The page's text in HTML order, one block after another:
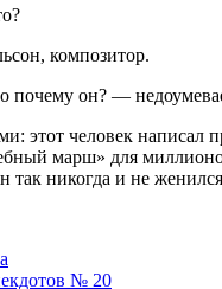
композитор.
он? —
этот человек написал
марш» для
так никогда и не
№ 20